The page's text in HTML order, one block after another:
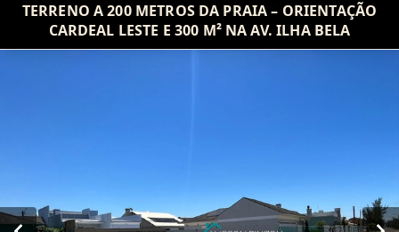
TERRENO A 200 METROS DA PRAIA – ORIENTAÇÃO
CARDEAL LESTE E 300 M² NA AV. ILHA BELA